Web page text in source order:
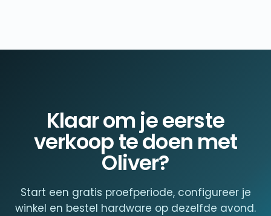
Klaar om je eerste
verkoop te doen met
Oliver?
Start een gratis proefperiode, configureer je
winkel en bestel hardware op dezelfde avond.